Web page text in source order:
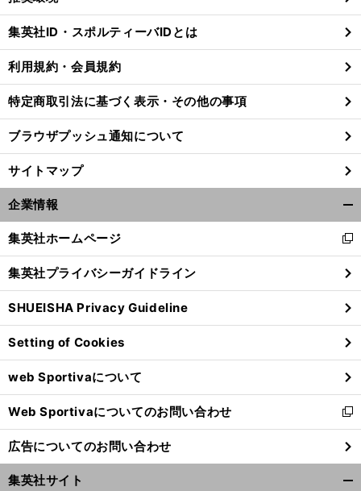
閉
る
集英社ID・スポルティーバIDとは
利用規約・会員規約
特定商取引法に基づく表示・その他の事項
ブラウザプッシュ通知について
サイトマップ
企業情報
閉
る
集英社ホームページ
新
し
い
ウ
ィ
ン
ド
ウ
で
開
く
集英社プライバシーガイドライン
SHUEISHA Privacy Guideline
Setting of Cookies
web Sportivaについて
Web Sportivaについてのお問い合わせ
新
し
い
ウ
ィ
広告についてのお問い合わせ
集英社サイト